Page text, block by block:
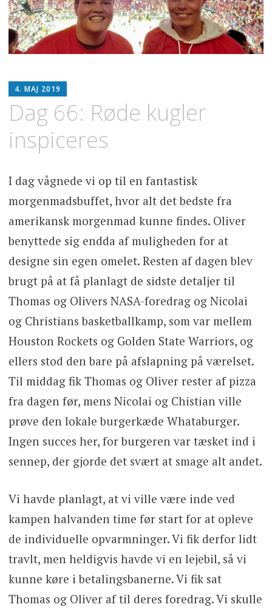
4. MAJ 2019
SPIS
Dag 66: Røde kugler
inspiceres
I dag vågnede vi op til en fantastisk
morgenmadsbuffet, hvor alt det bedste fra
amerikansk morgenmad kunne findes. Oliver
benyttede sig endda af muligheden for at
designe sin egen omelet. Resten af dagen blev
brugt på at få planlagt de sidste detaljer til
Thomas og Olivers NASA-foredrag og Nicolai
og Christians basketballkamp, som var mellem
Houston Rockets og Golden State Warriors, og
ellers stod den bare på afslapning på værelset.
Til middag fik Thomas og Oliver rester af pizza
fra dagen før, mens Nicolai og Chistian ville
prøve den lokale burgerkæde Whataburger.
Ingen succes her, for burgeren var tæsket ind i
sennep, der gjorde det svært at smage alt andet.
Vi havde planlagt, at vi ville være inde ved
kampen halvanden time før start for at opleve
de individuelle opvarmninger. Vi fik derfor lidt
travlt, men heldigvis havde vi en lejebil, så vi
kunne køre i betalingsbanerne. Vi fik sat
Thomas og Oliver af til deres foredrag. Vi skulle